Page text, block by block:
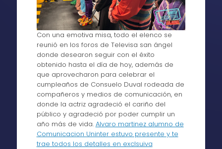
Con una emotiva misa, todo el elenco se
reunió en los foros de Televisa san ángel
donde desearon seguir con el éxito
obtenido hasta el día de hoy, además de
que aprovecharon para celebrar el
cumpleaños de Consuelo Duval rodeada de
compañeros y medios de comunicación, en
donde la actriz agradeció el cariño del
público y agradeció por poder cumplir un
año más de vida. Alvaro martinez alumno de
Comunicacion Uninter estuvo presente y te
trae todos los detalles en exclsuiva